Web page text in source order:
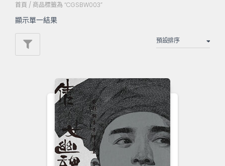
首頁 / 商品標籤為 “CGSBW003”
顯示單一結果